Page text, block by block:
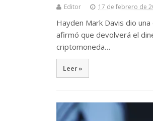
Editor 17 de febrero de
Hayden Mark Davis dio
afirmó que devolverá el
criptomoneda…
Leer »